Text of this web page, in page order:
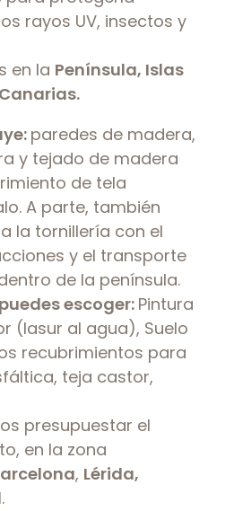
rayos UV, insectos y
en la Península, Islas
paredes de madera,
y tejado de madera
de tela
A parte, también
la tornillería con el
y el transporte
de la península.
escoger: Pintura
(lasur al agua), Suelo
recubrimientos para
teja castor,
presupuestar el
en la zona
, Lérida,
.